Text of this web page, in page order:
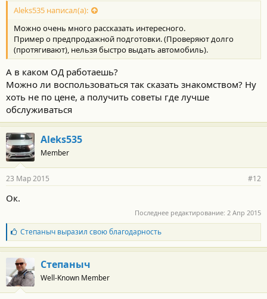
Aleks535 написал(а):
Можно очень много рассказать интересного.
Пример о предпродажной подготовки. (Проверяют долго
(протягивают), нельзя быстро выдать автомобиль).
А в каком ОД работаешь?
Можно ли воспользоваться так сказать знакомством? Ну
хоть не по цене, а получить советы где лучше
обслуживаться
Aleks535
Member
23 Мар 2015 #12
Ок.
Последнее редактирование: 2 Апр 2015
Б
л
а
г
о
д
а
Степанычвыразил свою благодарность
Степаныч
Well-Known Member